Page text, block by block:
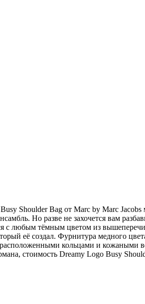
Shoulder Bag от Marc by Marc
Но разве не захочется вам
с любым тёмным цветом из
её создал. Фурнитура медного
кольцами и
стоимость Dreamy Logo Busy